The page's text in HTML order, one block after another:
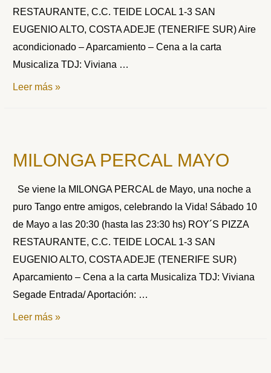
RESTAURANTE, C.C. TEIDE LOCAL 1-3 SAN
EUGENIO ALTO, COSTA ADEJE (TENERIFE SUR) Aire
acondicionado – Aparcamiento – Cena a la carta
Musicaliza TDJ: Viviana …
MILONGA
Leer más »
MILONGA PERCAL MAYO
Se viene la MILONGA PERCAL de Mayo, una noche a
puro Tango entre amigos, celebrando la Vida! Sábado 10
de Mayo a las 20:30 (hasta las 23:30 hs) ROY´S PIZZA
RESTAURANTE, C.C. TEIDE LOCAL 1-3 SAN
EUGENIO ALTO, COSTA ADEJE (TENERIFE SUR)
Aparcamiento – Cena a la carta Musicaliza TDJ: Viviana
Segade Entrada/ Aportación: …
MILONGA
Leer más »